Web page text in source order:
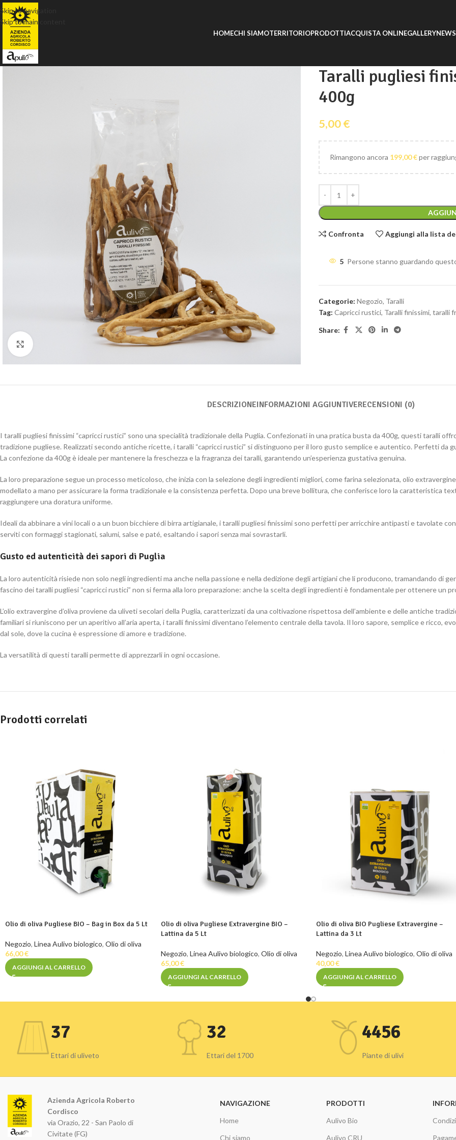
Skip to navigation
Skip to main content
HOMECHI SIAMOTERRITORIOPRODOTTIACQUISTA ONLINEGALLERYNEWS
Taralli pugliesi
400g
5,00€
Rimangono ancora 199,00€per
Confronta Aggiungi alla lista
5 Persone stanno guardando
Categorie: Negozio, Taralli
Tag: Capricci rustici, Taralli finissimi, taralli
Share:
DESCRIZIONEINFORMAZIONI AGGIUNTIVERECENSIONI (0)
I taralli pugliesi finissimi “capricci rustici” sono una specialità tradizionale della Puglia. Confezionati in una pratica busta da 400g, questi taralli
tradizione pugliese. Realizzati secondo antiche ricette, i taralli “capricci rustici” si distinguono per il loro gusto semplice e autentico. Perfetti da
La confezione da 400g è ideale per mantenere la freschezza e la fragranza dei taralli, garantendo un’esperienza gustativa genuina.
La loro preparazione segue un processo meticoloso, che inizia con la selezione degli ingredienti migliori, come farina selezionata, olio
modellato a mano per assicurare la forma tradizionale e la consistenza perfetta. Dopo una breve bollitura, che conferisce loro la caratteristica
raggiungere una doratura uniforme.
Ideali da abbinare a vini locali o a un buon bicchiere di birra artigianale, i taralli pugliesi finissimi sono perfetti per arricchire antipasti e tavolate
serviti con formaggi stagionati, salumi, salse e paté, esaltando i sapori senza mai sovrastarli.
Gusto ed autenticità dei sapori di Puglia
La loro autenticità risiede non solo negli ingredienti ma anche nella passione e nella dedizione degli artigiani che li producono, tramandando di
fascino dei taralli pugliesi “capricci rustici” non si ferma alla loro preparazione: anche la scelta degli ingredienti è fondamentale per ottenere un
L’olio extravergine d’oliva proviene da uliveti secolari della Puglia, caratterizzati da una coltivazione rispettosa dell’ambiente e delle antiche
familiari si riuniscono per un aperitivo all’aria aperta, i taralli finissimi diventano l’elemento centrale della tavola. Il loro sapore, semplice e ricco,
dal sole, dove la cucina è espressione di amore e tradizione.
La versatilità di questi taralli permette di apprezzarli in ogni occasione.
Prodotti correlati
Olio di oliva Pugliese BIO – Bag in Box da 5 Lt
Negozio, Linea Aulivo biologico, Olio di oliva
66,00€
AGGIUNGI AL CARRELLO
Olio di oliva Pugliese Extravergine BIO –
Lattina da 5 Lt
Negozio, Linea Aulivo biologico, Olio di oliva
65,00€
AGGIUNGI AL CARRELLO
Olio di oliva BIO Pugliese Extravergine –
Lattina da 3 Lt
Negozio, Linea Aulivo biologico, Olio di oliva
40,00€
AGGIUNGI AL CARRELLO
37
Ettari di uliveto
32
Ettari del 1700
4456
Piante di ulivi
Azienda Agricola Roberto
Cordisco
via Orazio, 22 - San Paolo di
Civitate (FG)
NAVIGAZIONE
Home
Chi siamo
PRODOTTI
Aulivo Bio
Aulivo CRU